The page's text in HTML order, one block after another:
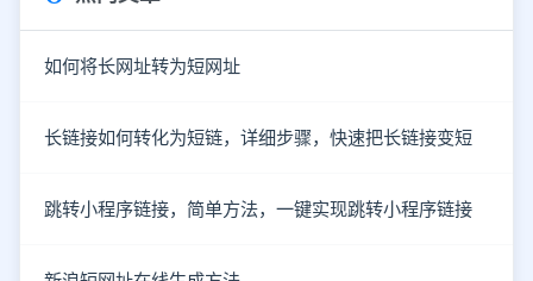
如何将长网址转为短网址
长链接如何转化为短链，详细步骤，快速把长链接变短
跳转小程序链接，简单方法，一键实现跳转小程序链接